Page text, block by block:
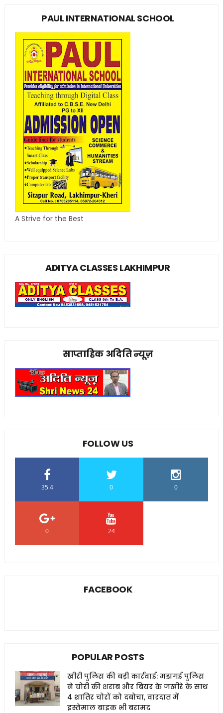
PAUL INTERNATIONAL SCHOOL
A Strive for the Best
ADITYA CLASSES LAKHIMPUR
साप्ताहिक अदिति न्यूज़
FOLLOW US
35.4 0 0
0 24
FACEBOOK
POPULAR POSTS
खीरी पुलिस की बड़ी कार्रवाई: मझगई पुलिस
ने चोरी की शराब और बियर के जखीरे के साथ
4 शातिर चोरों को दबोचा, वारदात में
इस्तेमाल बाइक भी बरामद